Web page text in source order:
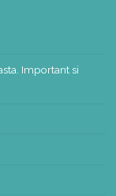
Important si